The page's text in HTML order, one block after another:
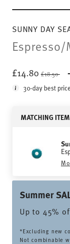
SUNNY DAY
Espresso/
£14.80 Price
£18.50
30-day best
MATCHING
Summer
Up to 45%
*Excluding new
Not combinable